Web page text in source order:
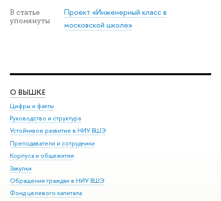
В статье
упомянуты
Проект «Инженерный класс в
московской школе»
О ВЫШКЕ
Цифры и факты
Руководство и структура
Устойчивое развитие в НИУ ВШЭ
Преподаватели и сотрудники
Корпуса и общежития
Закупки
Обращения граждан в НИУ ВШЭ
Фонд целевого капитала